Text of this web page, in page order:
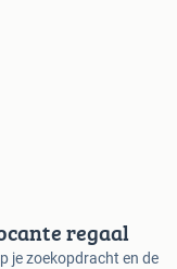
regaal
je zoekopdracht en de